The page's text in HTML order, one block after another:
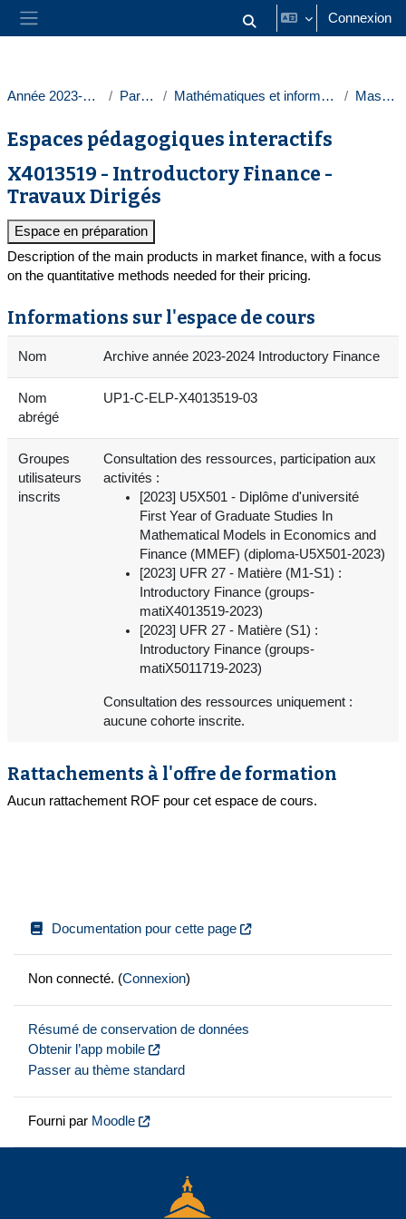
Passer au contenu principal
Panneau latéral Activer/désactiver la saisie
Connexion
Année 2023-2024 Paris 1 Mathématiques et informatique Masters
Espaces pédagogiques interactifs
X4013519 - Introductory Finance -
Travaux Dirigés
Espace en préparation
Description of the main products in market finance, with a focus
on the quantitative methods needed for their pricing.
Informations sur l'espace de cours
Nom Archive année 2023-2024 Introductory Finance
Nom
abrégé
UP1-C-ELP-X4013519-03
Groupes
utilisateurs
inscrits
Consultation des ressources, participation aux
activités :
[2023] U5X501 - Diplôme d'université
First Year of Graduate Studies In
Mathematical Models in Economics and
Finance (MMEF) (diploma-U5X501-2023)
[2023] UFR 27 - Matière (M1-S1) :
Introductory Finance (groups-
matiX4013519-2023)
[2023] UFR 27 - Matière (S1) :
Introductory Finance (groups-
matiX5011719-2023)
Consultation des ressources uniquement :
aucune cohorte inscrite.
Rattachements à l'offre de formation
Aucun rattachement ROF pour cet espace de cours.
Documentation pour cette page
Non connecté. (Connexion)
Résumé de conservation de données
Obtenir l’app mobile
Passer au thème standard
Fourni par Moodle